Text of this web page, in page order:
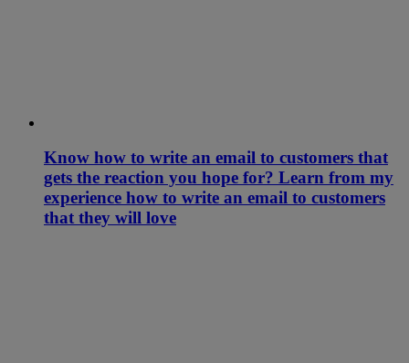
Know how to write an email to customers that
gets the reaction you hope for? Learn from my
experience how to write an email to customers
that they will love